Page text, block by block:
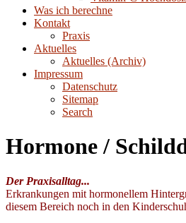
Was ich berechne
Kontakt
Praxis
Aktuelles
Aktuelles (Archiv)
Impressum
Datenschutz
Sitemap
Search
Hormone /
Der Praxisalltag...
Erkrankungen mit hormonellem
diesem Bereich noch in den